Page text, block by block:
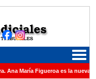
Ana María Figueroa es la nueva